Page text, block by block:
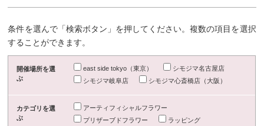
条件を選んで「検索ボタン」を押してください。複数の項目を選択
することができます。
開催場所を選
ぶ
east side tokyo（東京）
シモジマ名古屋店
シモジマ岐阜店
シモジマ心斎橋店（大阪）
カテゴリを選
ぶ
アーティフィシャルフラワー
プリザーブドフラワー
ラッピング